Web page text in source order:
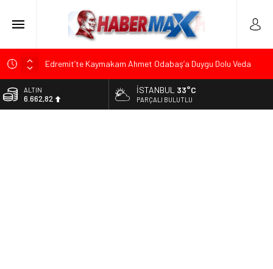
Edremit’te Kaymakam Ahmet Odabaş’a Duygu Dolu Veda
Tarihçi Yusuf Halaçoğlu’ndan TBMM’ye Sunulan Yasa Teklifine
Sert Eleştiri: “Osmanlı’nın Hukuk Anlayışının Gerisine
ALTIN
6.662,82
İSTANBUL 33°C
PARÇALI BULUTLU